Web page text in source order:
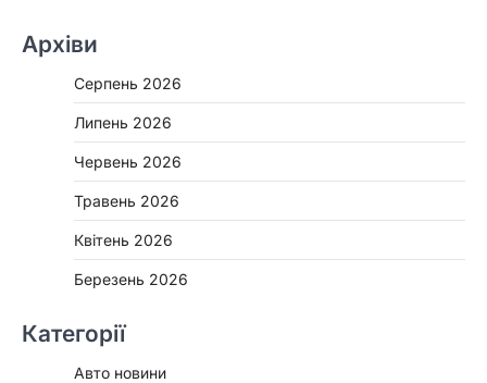
Архіви
Серпень 2026
Липень 2026
Червень 2026
Травень 2026
Квітень 2026
Березень 2026
Категорії
Авто новини